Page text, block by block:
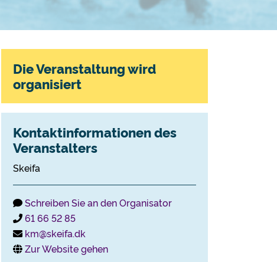
Die Veranstaltung wird
organisiert
Kontaktinformationen des
Veranstalters
Skeifa
Schreiben Sie an den Organisator
61 66 52 85
km@skeifa.dk
Zur Website gehen